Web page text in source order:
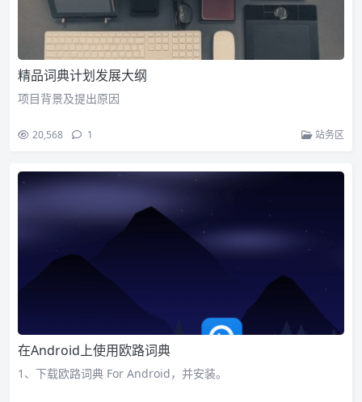
精品词典计划发展大纲
项目背景及提出原因
20,568 1 站务区
在Android上使用欧路词典
1、下载欧路词典 For Android，并安装。